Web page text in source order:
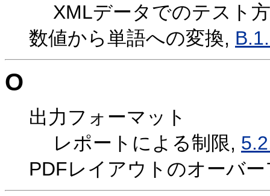
XMLデータでのテスト
数値から単語への変換,
O
出力フォーマット
レポートによる制限,
PDFレイアウトのオーバ